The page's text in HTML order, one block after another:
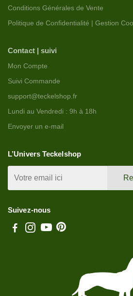
Conditions Générales de Vente
Politique de Confidentialité | Gestion
Contact | suivi
Mon Compte
Suivi Commande
support@teckelshop.fr
Lundi au Vendredi : 9h à 18h
Envoyer un e-mail
L’Univers Teckelshop
Suivez-nous